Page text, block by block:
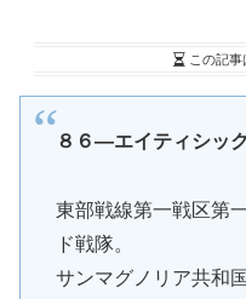
この記事
８６―エイティシッ
東部戦線第一戦区第
ド戦隊。
サンマグノリア共和